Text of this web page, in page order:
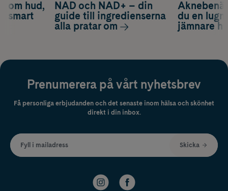
du en
jämnare
om hud,
smart
NAD och NAD+ – din
guide till ingredienserna
alla pratar om
Prenumerera på vårt nyhetsbrev
Få personliga erbjudanden och det senaste inom hälsa och skönhet
direkt i din inbox.
Fyll i mailadress Skicka